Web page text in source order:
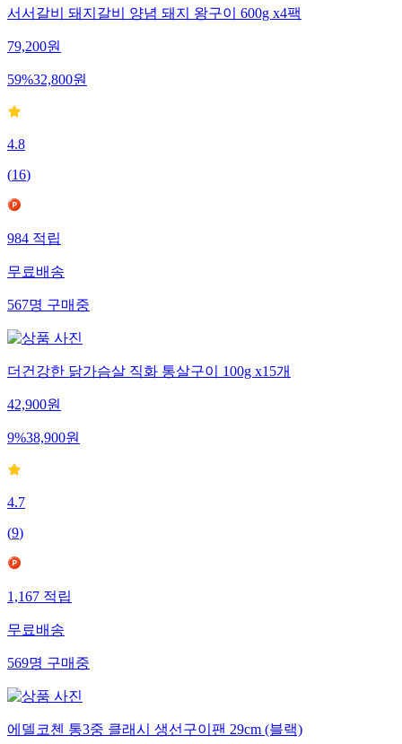
서서갈비 돼지갈비 양념 돼지 왕구이 600g x4팩
79,200원
59%32,800원
4.8
(16)
984 적립
무료배송
567명 구매중
더건강한 닭가슴살 직화 통살구이 100g x15개
42,900원
9%38,900원
4.7
(9)
1,167 적립
무료배송
569명 구매중
에델코첸 통3중 클래시 생선구이팬 29cm (블랙)